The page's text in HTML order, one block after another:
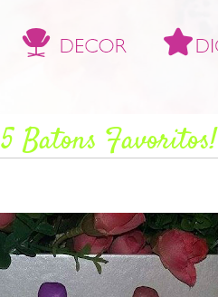
5 Batons Favoritos!